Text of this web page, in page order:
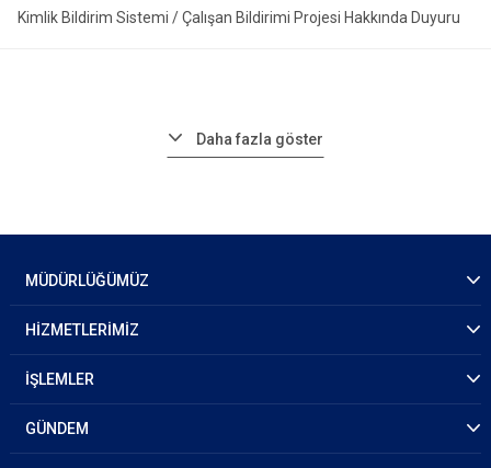
Kimlik Bildirim Sistemi / Çalışan Bildirimi Projesi Hakkında Duyuru
Daha fazla göster
MÜDÜRLÜĞÜMÜZ
HİZMETLERİMİZ
İŞLEMLER
GÜNDEM